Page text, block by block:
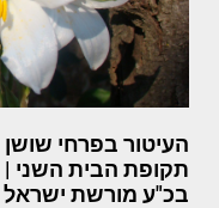
העיטור בפרחי
תקופת הבית השני
בכ"ע מורשת ישראל